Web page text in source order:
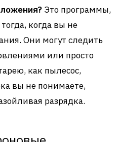
Это программы,
когда вы не
Они могут следить
или просто
как пылесос,
вы не понимаете,
разрядка.